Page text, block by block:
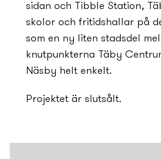
sidan och Tibble Station,
skolor och fritidshallar på
som en ny­ liten stadsdel
knutpunkterna Täby
Näsby helt enkelt.
Projektet är slutsålt.